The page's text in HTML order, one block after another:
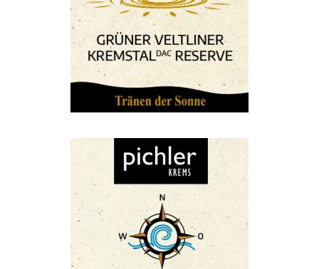
Grüner Veltliner Kremstal DAC
Reserve „Tränen der Sonne“ 2024
€11,50